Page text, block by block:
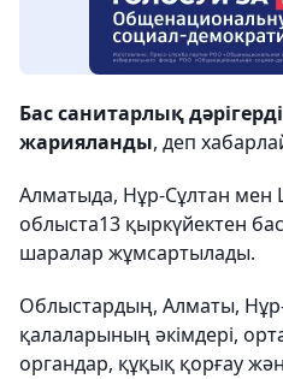
Бас санитарлық
жарияланды, деп
Алматыда, Нұр-Сұлтан
облыста13 қыркүйектен
шаралар жұмсартылады.
Облыстардың, Алматы,
қалаларының әкімдері,
органдар, құқық қорғау